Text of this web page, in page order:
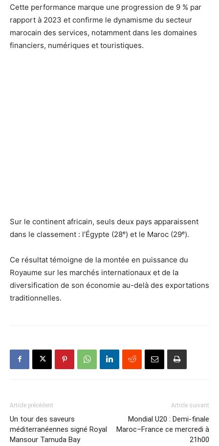
Cette performance marque une progression de 9 % par
rapport à 2023 et confirme le dynamisme du secteur
marocain des services, notamment dans les domaines
financiers, numériques et touristiques.
Sur le continent africain, seuls deux pays apparaissent
dans le classement : l’Égypte (28ᵉ) et le Maroc (29ᵉ).
Ce résultat témoigne de la montée en puissance du
Royaume sur les marchés internationaux et de la
diversification de son économie au-delà des exportations
traditionnelles.
Article précédent
Un tour des saveurs
méditerranéennes signé Royal
Mansour Tamuda Bay
Article suivant
Mondial U20 : Demi-finale
Maroc–France ce mercredi à
21h00